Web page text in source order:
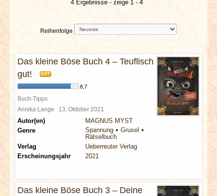
VERLOSUNGEN
SPECIALS
REDAKTION
LINKS
ARCHIV
4 Ergebnisse - zeige 1 - 4
Reihenfolge
Das kleine Böse Buch 4 – Teuflisch
gut!
HOT
8,7
Buch-Tipps
Annika Lange 13. Oktober 2021
Autor(en)
MAGNUS MYST
Genre
Spannung
Grusel
Rätselbuch
Verlag
Ueberreuter Verlag
Erscheinungsjahr
2021
Das kleine Böse Buch 3 – Deine